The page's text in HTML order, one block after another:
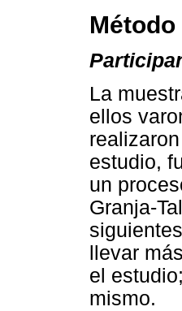
Método
La
ellos
estudio,
un
Granja-
llevar
el
mismo.